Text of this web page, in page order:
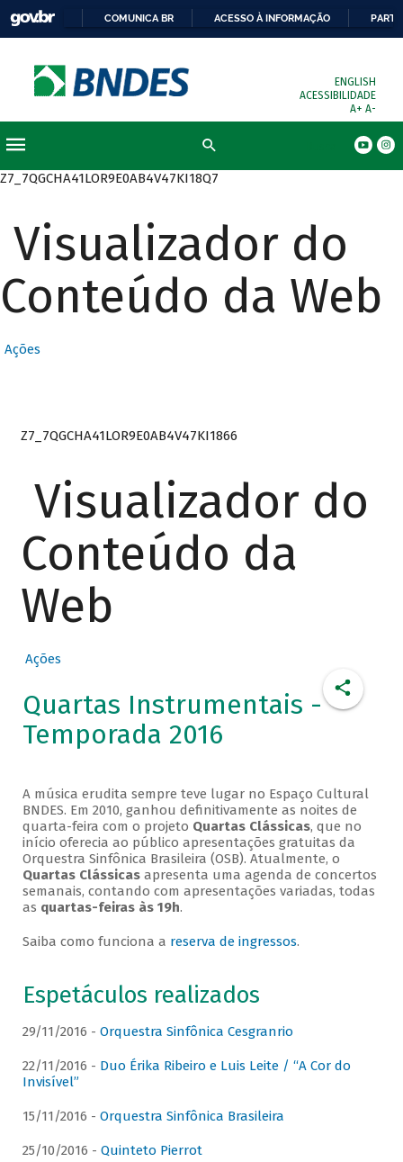
COMUNICA BR ACESSO À INFORMAÇÃO
ENGLISH
ACESSIBILIDADE
A+ A-
Z7_7QGCHA41LOR9E0AB4V47KI18Q7
Visualizador do
Conteúdo da Web
Ações
Z7_7QGCHA41LOR9E0AB4V47KI1866
Visualizador do
Conteúdo da
Web
Ações
Quartas Instrumentais -
Temporada 2016
A música erudita sempre teve lugar no Espaço Cultural
BNDES. Em 2010, ganhou definitivamente as noites de
quarta-feira com o projeto Quartas Clássicas, que no
início oferecia ao público apresentações gratuitas da
Orquestra Sinfônica Brasileira (OSB). Atualmente, o
Quartas Clássicasapresenta uma agenda de concertos
semanais, contando com apresentações variadas, todas
as quartas-feiras às 19h.
Saiba como funciona a reserva de ingressos.
Espetáculos realizados
29/11/2016 - Orquestra Sinfônica Cesgranrio
22/11/2016 - Duo Érika Ribeiro e Luis Leite / “A Cor do
Invisível”
15/11/2016 - Orquestra Sinfônica Brasileira
25/10/2016 - Quinteto Pierrot